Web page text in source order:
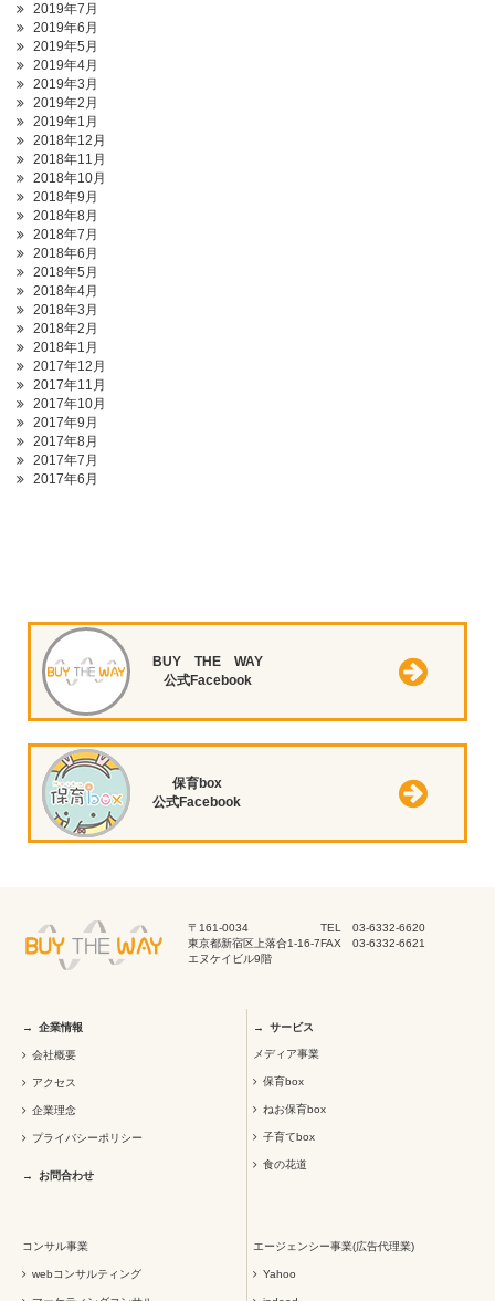
2019年7月
2019年6月
2019年5月
2019年4月
2019年3月
2019年2月
2019年1月
2018年12月
2018年11月
2018年10月
2018年9月
2018年8月
2018年7月
2018年6月
2018年5月
2018年4月
2018年3月
2018年2月
2018年1月
2017年12月
2017年11月
2017年10月
2017年9月
2017年8月
2017年7月
2017年6月
BUY THE WAY
公式Facebook
保育box
公式Facebook
〒161-0034
東京都新宿区上落合1-16-7
エヌケイビル9階
TEL 03-6332-6620
FAX 03-6332-6621
企業情報
会社概要
アクセス
企業理念
プライバシーポリシー
お問合わせ
サービス
メディア事業
保育box
ねお保育box
子育てbox
食の花道
コンサル事業
webコンサルティング
エージェンシー事業(広告代理業)
Yahoo